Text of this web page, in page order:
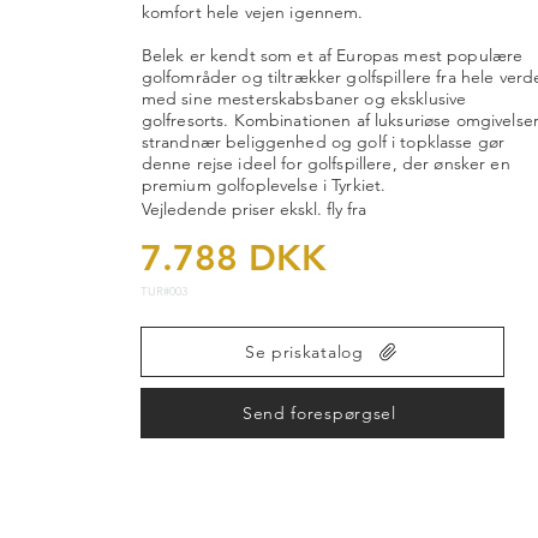
komfort hele vejen igennem.
Belek er kendt som et af Europas mest populære
golfområder og tiltrækker golfspillere fra hele
med sine mesterskabsbaner og eksklusive
golfresorts. Kombinationen af luksuriøse
strandnær beliggenhed og golf i topklasse gør
denne rejse ideel for golfspillere, der ønsker en
premium golfoplevelse i Tyrkiet.
Vejledende priser ekskl. fly fra
7.788 DKK
TUR#003
Se priskatalog
Send forespørgsel